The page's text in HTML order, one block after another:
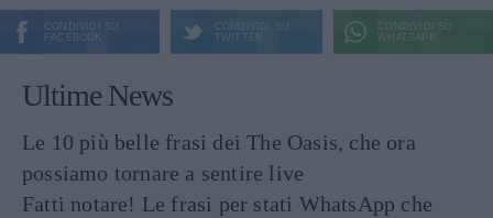
CONDIVIDI SU
FACEBOOK
CONDIVIDI SU
TWITTER
CONDIVIDI SU
WHATSAPP
Ultime News
Le 10 più belle frasi dei The Oasis, che ora
possiamo tornare a sentire live
Fatti notare! Le frasi per stati WhatsApp che